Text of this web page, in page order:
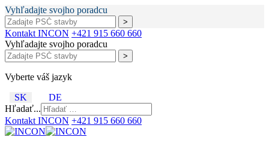
Vyhľadajte svojho poradcu
Kontakt INCON +421 915 660 660
Vyhľadajte svojho poradcu
Vyberte váš jazyk
SK
DE
Hľadať...
Kontakt INCON +421 915 660 660